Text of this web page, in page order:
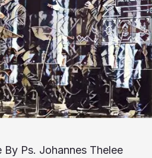
By Ps. Johannes Thelee